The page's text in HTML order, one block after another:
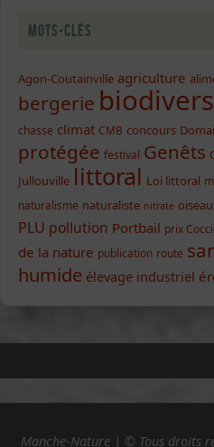
Mots-clés
Agon-Coutainville agriculture
bergerie
chasse climat CMB concours
protégée festival Genêts
Jullouville littoral Loi littoral
naturalisme naturaliste nitrate
PLU pollution Portbail prix
de la nature publication route
humide élevage industriel
Manche-Nature | © Tous droits